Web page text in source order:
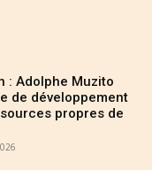
: Adolphe Muzito
de développement
propres de